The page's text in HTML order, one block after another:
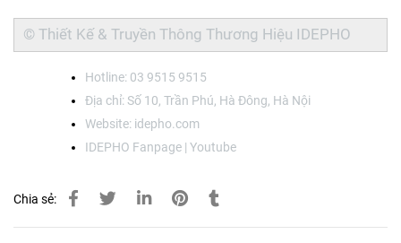
© Thiết Kế & Truyền Thông Thương Hiệu IDEPHO
Hotline: 03 9515 9515
Địa chỉ: Số 10, Trần Phú, Hà Đông, Hà Nội
Website: idepho.com
IDEPHO Fanpage | Youtube
Chia sẻ: